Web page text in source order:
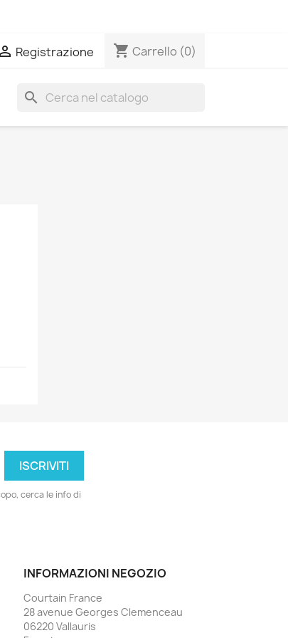
 Registrazione shopping_cart Carrello (0)
search
cerca le info di
INFORMAZIONI NEGOZIO
Courtain France
28 avenue Georges Clemenceau
06220 Vallauris